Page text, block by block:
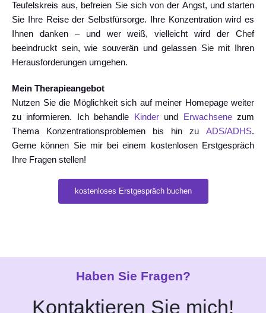
Teufelskreis aus, befreien Sie sich von der Angst, und starten
Sie Ihre Reise der Selbstfürsorge. Ihre Konzentration wird es
Ihnen danken – und wer weiß, vielleicht wird der Chef
beeindruckt sein, wie souverän und gelassen Sie mit Ihren
Herausforderungen umgehen.
Mein Therapieangebot
Nutzen Sie die Möglichkeit sich auf meiner Homepage weiter
zu informieren. Ich behandle
Kinder und Erwachsenezum
Thema Konzentrationsproblemen bis hin zu ADS/ADHS.
Gerne können Sie mir bei einem kostenlosen Erstgespräch
Ihre Fragen stellen!
kostenloses Erstgespräch buchen
Haben Sie Fragen?
Kontaktieren Sie mich!